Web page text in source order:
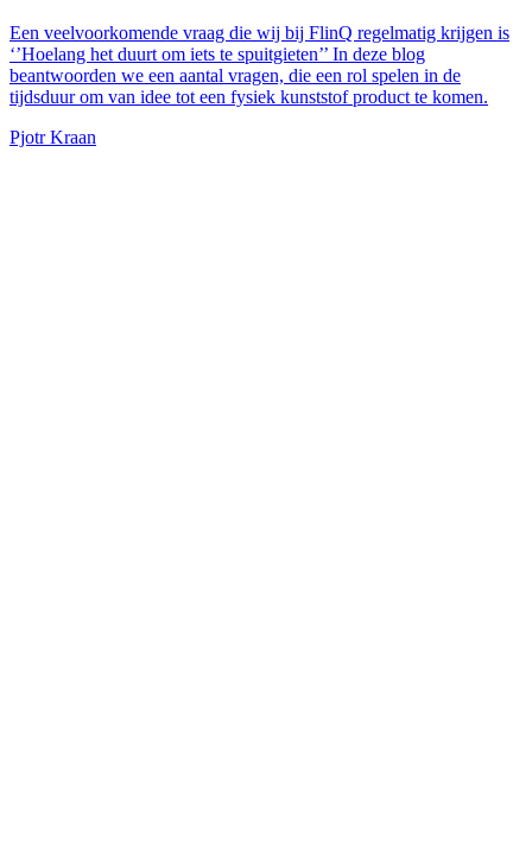
Een veelvoorkomende vraag die wij bij FlinQ regelmatig krijgen is
‘’Hoelang het duurt om iets te spuitgieten’’ In deze blog
beantwoorden we een aantal vragen, die een rol spelen in de
tijdsduur om van idee tot een fysiek kunststof product te komen.
Pjotr Kraan